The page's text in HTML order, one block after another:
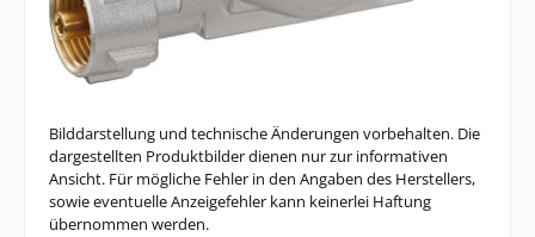
Bilddarstellung und technische Änderungen vorbehalten. Die
dargestellten Produktbilder dienen nur zur informativen
Ansicht. Für mögliche Fehler in den Angaben des Herstellers,
sowie eventuelle Anzeigefehler kann keinerlei Haftung
übernommen werden.